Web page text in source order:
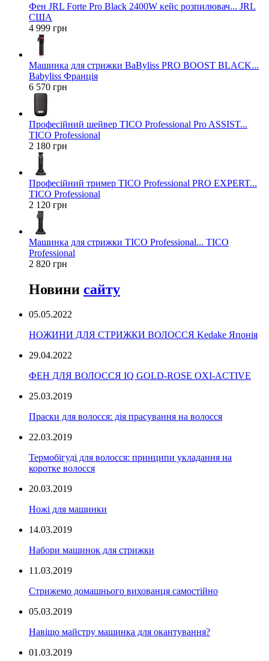
Фен JRL Forte Pro Black 2400W кейс розпилювач... JRL
США
4 999 грн
Машинка для стрижки BaByliss PRO BOOST BLACK...
Babyliss Франція
6 570 грн
Професійний шейвер TICO Professional Pro ASSIST...
TICO Professional
2 180 грн
Професійний тример TICO Professional PRO EXPERT...
TICO Professional
2 120 грн
Машинка для стрижки TICO Professional... TICO
Professional
2 820 грн
Новини сайту
05.05.2022
НОЖИНИ ДЛЯ СТРИЖКИ ВОЛОССЯ Kedake Японія
29.04.2022
ФЕН ДЛЯ ВОЛОССЯ IQ GOLD-ROSE OXI-ACTIVE
25.03.2019
Праски для волосся: дія прасування на волосся
22.03.2019
Термобігуді для волосся: принципи укладання на
коротке волосся
20.03.2019
Ножі для машинки
14.03.2019
Набори машинок для стрижки
11.03.2019
Стрижемо домашнього вихованця самостійно
05.03.2019
Навіщо майстру машинка для окантування?
01.03.2019